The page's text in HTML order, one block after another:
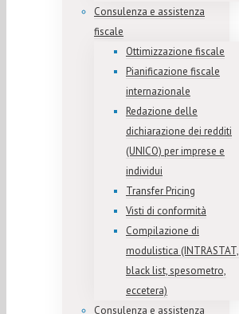
Consulenza e assistenza
fiscale
Ottimizzazione fiscale
Pianificazione fiscale
internazionale
Redazione delle
dichiarazione dei redditi
(UNICO) per imprese e
individui
Transfer Pricing
Visti di conformità
Compilazione di
modulistica (INTRASTAT,
black list, spesometro,
eccetera)
Consulenza e assistenza